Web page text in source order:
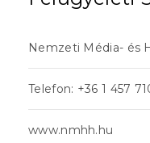
Nemzeti Média- és
Telefon: +36 1 457
www.nmhh.hu